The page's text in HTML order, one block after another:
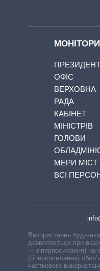
ПРЕЗИДЕНТ
ОФІС
ВЕРХОВНА
РАДА
КАБІНЕТ
МІНІСТРІВ
ГОЛОВИ
МЕРИ МІСТ
ВСІ
Використання будь-
дозволяється при
— гіперпосилання) на
(гіперпосилання)
часткового